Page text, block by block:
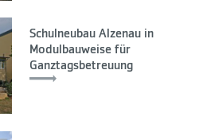
Schulneubau Alzenau in
Modulbauweise für
Ganztagsbetreuung